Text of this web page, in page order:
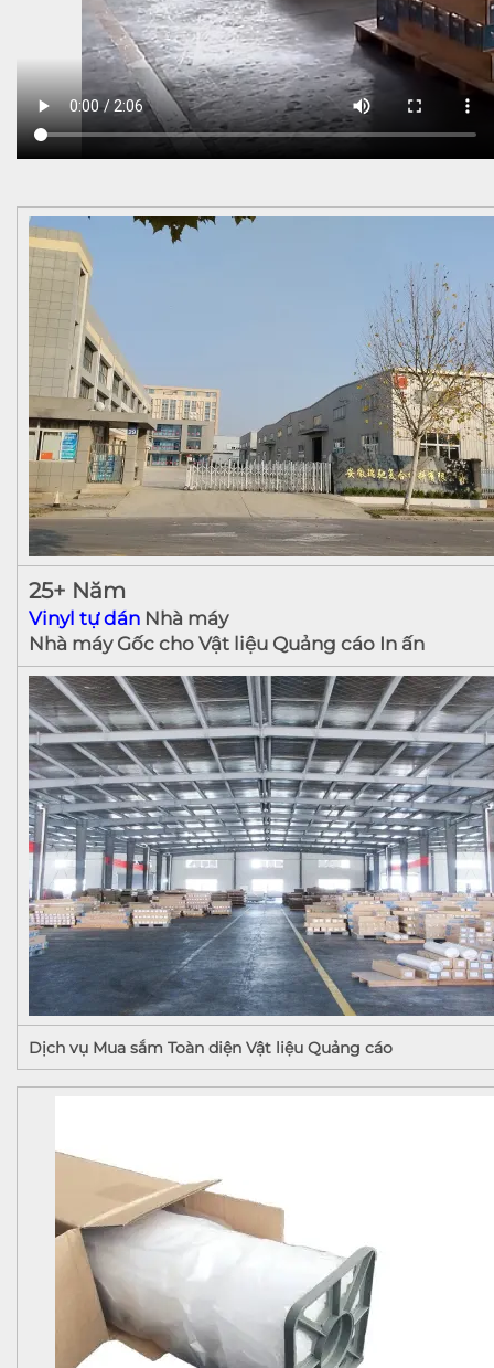
25+ Năm
Vinyl tự dán Nhà máy
Nhà máy Gốc cho Vật liệu Quảng cáo In ấn
Dịch vụ Mua sắm Toàn diện Vật liệu Quảng cáo